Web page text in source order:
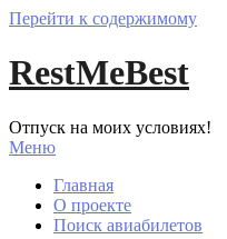
Перейти к содержимому
RestMeBest
Отпуск на моих условиях!
Меню
Главная
О проекте
Поиск авиабилетов